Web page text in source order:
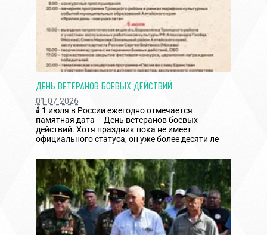
ДЕНЬ ВЕТЕРАНОВ БОЕВЫХ ДЕЙСТВИЙ
01-07-2026
🕯️ 1 июля в России ежегодно отмечается
памятная дата – День ветеранов боевых
действий. Хотя праздник пока не имеет
официального статуса, он уже более десяти ле